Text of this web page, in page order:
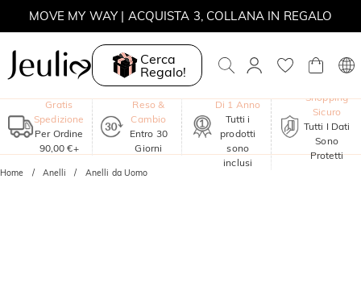
MOVE MY WAY | ACQUISTA 3, COLLANA IN REGALO
Cerca
Regalo!
Gratis
Spedizione
Per Ordine
90,00 €+
Reso &
Cambio
Entro 30
Giorni
Di 1 Anno
Tutti i
prodotti
sono
inclusi
Shopping
Sicuro
Tutti I Dati
Sono
Protetti
Home Anelli Anelli da Uomo